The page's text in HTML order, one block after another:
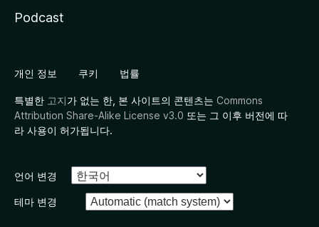
Podcast
개인 정보 쿠키 법률
특별한 고지가 없는 한, 본 사이트의 콘텐츠는 Commons
Attribution Share-Alike License v3.0 또는 그 이후 버전에 따
라 사용이 허가됩니다.
언어 변경
테마 변경